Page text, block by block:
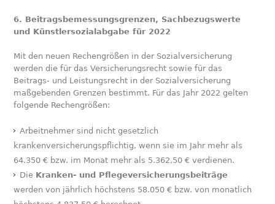
6. Beitragsbemessungsgrenzen, Sachbezugswerte
und Künstlersozialabgabe für 2022
Mit den neuen Rechengrößen in der Sozialversicherung
werden die für das Versicherungsrecht sowie für das
Beitrags- und Leistungsrecht in der Sozialversicherung
maßgebenden Grenzen bestimmt. Für das Jahr 2022 gelten
folgende Rechengrößen:
Arbeitnehmer sind nicht gesetzlich
krankenversicherungspflichtig, wenn sie im Jahr mehr als
64.350 € bzw. im Monat mehr als 5.362,50 € verdienen.
Die Kranken- und Pflegeversicherungsbeiträge
werden von jährlich höchstens 58.050 € bzw. von monatlich